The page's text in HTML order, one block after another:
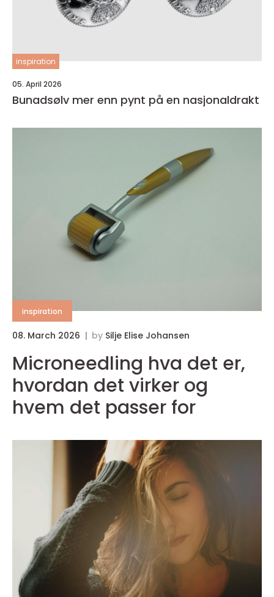
inspiration
05. April 2026
Bunadsølv mer enn pynt på en nasjonaldrakt
inspiration
08. March 2026 by Silje Elise Johansen
Microneedling hva det er,
hvordan det virker og
hvem det passer for